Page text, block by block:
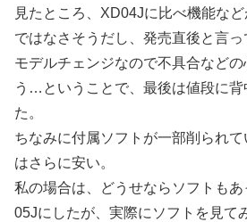
見たところ、XD04Jに比べ機能な
ではなさそうだし、発売直後と言
モデルチェンジなので不具合など
う…ということで、最後は値段に背
た。
ちなみに付属ソフトが一部削られて
はさらに安い。
私の場合は、どうせならソフトも
05Jにしたが、実際にソフトを見て